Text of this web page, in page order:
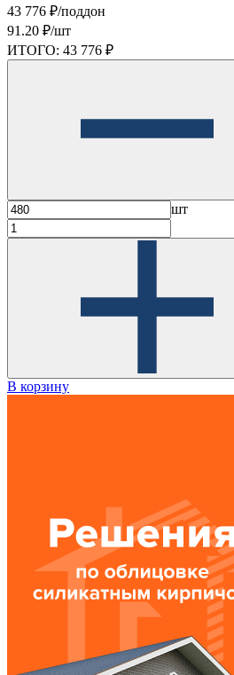
43 776 ₽/поддон
91.20 ₽/шт
ИТОГО: 43 776 ₽
шт
В корзину